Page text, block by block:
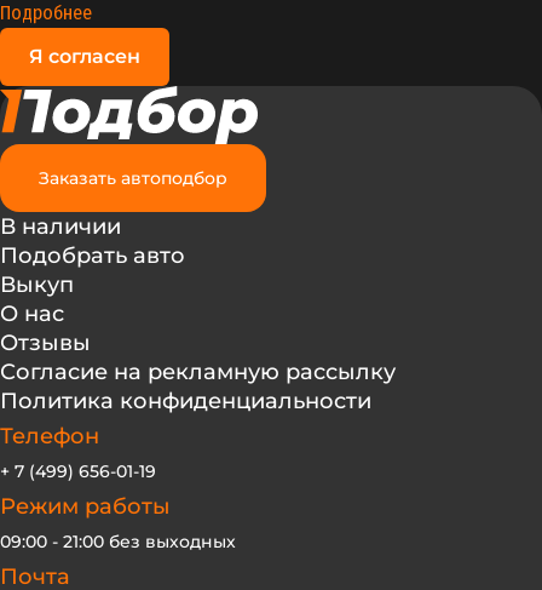
Подробнее
Я согласен
Заказать автоподбор
В наличии
Подобрать авто
Выкуп
О нас
Отзывы
Согласие на рекламную рассылку
Политика конфиденциальности
Телефон
+ 7 (499) 656-01-19
Режим работы
09:00 - 21:00 без выходных
Почта